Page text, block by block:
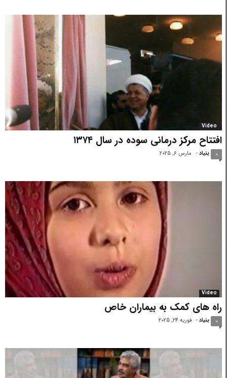
Video
افتتاح مرکز درمانی سوده در سال ۱۳۷۴
بنیاد - مارس 6, 2025 0
Video
راه های کمک به بیماران خاص
بنیاد - فوریه 24, 2025 0